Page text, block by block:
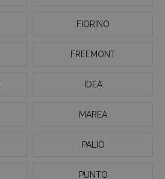
FIORINO
FREEMONT
IDEA
MAREA
PALIO
PUNTO